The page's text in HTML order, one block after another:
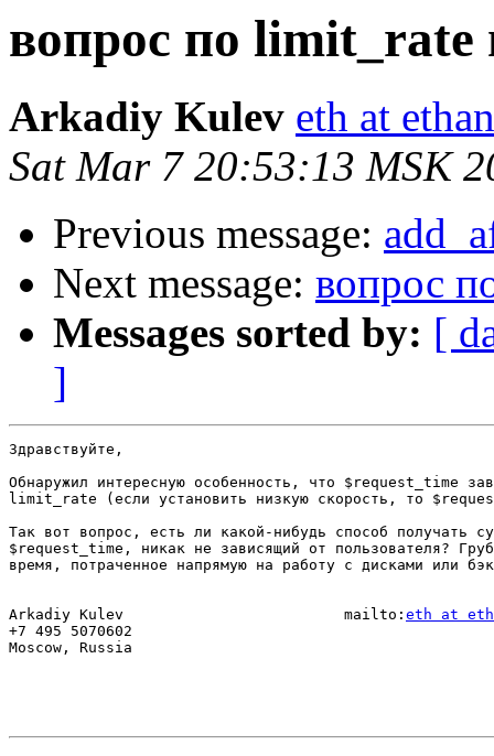
вопрос по limit_rate
Arkadiy Kulev eth at
Sat Mar 7 20:53:13 MSK
Previous message:
Next message: вопрос
Messages sorted by: [
]
Здравствуйте,
Обнаружил интересную особенность, что $request_time
limit_rate (если установить низкую скорость, то
Так вот вопрос, есть ли какой-нибудь способ получать
$request_time, никак не зависящий от пользователя?
время, потраченное напрямую на работу с дисками или
Arkadiy Kulev                         mailto: eth at
+7 495 5070602
Moscow, Russia